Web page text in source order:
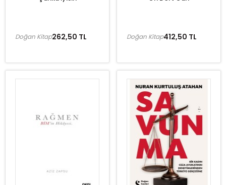
262,50 TL
Doğan Kitap 412,50 TL
Doğan Kitap